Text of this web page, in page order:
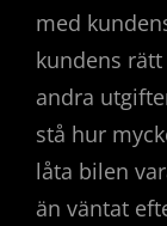
med
kundens
andra
stå hur
låta bilen
än väntat